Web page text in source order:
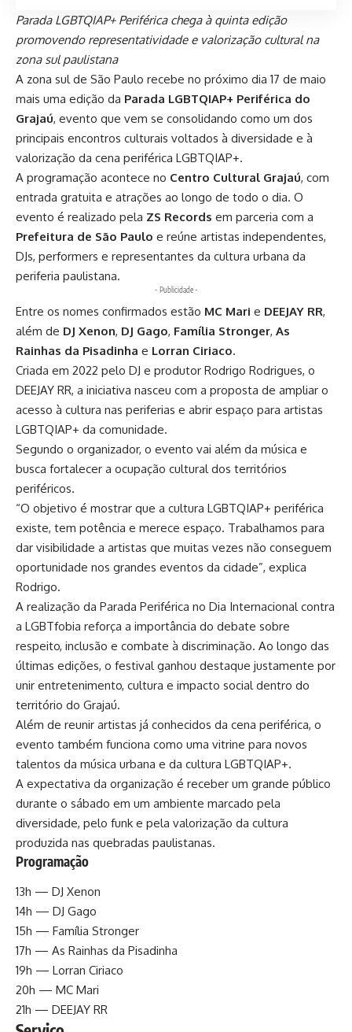
Parada LGBTQIAP+ Periférica chega à quinta edição
promovendo representatividade e valorização cultural na
zona sul paulistana
A zona sul de São Paulo recebe no próximo dia 17 de maio
mais uma edição da Parada LGBTQIAP+ Periférica do
Grajaú, evento que vem se consolidando como um dos
principais encontros culturais voltados à diversidade e à
valorização da cena periférica LGBTQIAP+.
A programação acontece no Centro Cultural Grajaú, com
entrada gratuita e atrações ao longo de todo o dia. O
evento é realizado pela ZS Records em parceria com a
Prefeitura de São Paulo e reúne artistas independentes,
DJs, performers e representantes da cultura urbana da
periferia paulistana.
- Publicidade -
Entre os nomes confirmados estão MC Mari e DEEJAY RR,
além de DJ Xenon, DJ Gago, Família Stronger, As
Rainhas da Pisadinha e Lorran Ciriaco.
Criada em 2022 pelo DJ e produtor Rodrigo Rodrigues, o
DEEJAY RR, a iniciativa nasceu com a proposta de ampliar o
acesso à cultura nas periferias e abrir espaço para artistas
LGBTQIAP+ da comunidade.
Segundo o organizador, o evento vai além da música e
busca fortalecer a ocupação cultural dos territórios
periféricos.
“O objetivo é mostrar que a cultura LGBTQIAP+ periférica
existe, tem potência e merece espaço. Trabalhamos para
dar visibilidade a artistas que muitas vezes não conseguem
oportunidade nos grandes eventos da cidade”, explica
Rodrigo.
A realização da Parada Periférica no Dia Internacional contra
a LGBTfobia reforça a importância do debate sobre
respeito, inclusão e combate à discriminação. Ao longo das
últimas edições, o festival ganhou destaque justamente por
unir entretenimento, cultura e impacto social dentro do
território do Grajaú.
Além de reunir artistas já conhecidos da cena periférica, o
evento também funciona como uma vitrine para novos
talentos da música urbana e da cultura LGBTQIAP+.
A expectativa da organização é receber um grande público
durante o sábado em um ambiente marcado pela
diversidade, pelo funk e pela valorização da cultura
produzida nas quebradas paulistanas.
Programação
13h — DJ Xenon
14h — DJ Gago
15h — Família Stronger
17h — As Rainhas da Pisadinha
19h — Lorran Ciriaco
20h — MC Mari
21h — DEEJAY RR